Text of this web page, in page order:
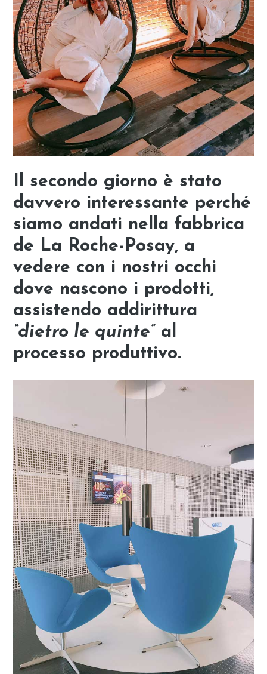
Il secondo giorno è stato
davvero interessante perché
siamo andati nella fabbrica
de La Roche-Posay, a
vedere con i nostri occhi
dove nascono i prodotti,
assistendo addirittura
“dietro le quinte” al
processo produttivo.